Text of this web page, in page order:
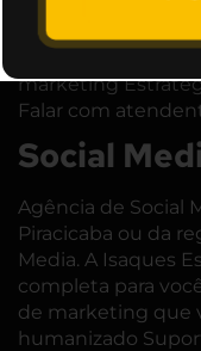
completa para
de marketing que
marketing
Falar com
Social
Agência de Social
Piracicaba ou da
Media. A Isaques
completa para
de marketing que
humanizado